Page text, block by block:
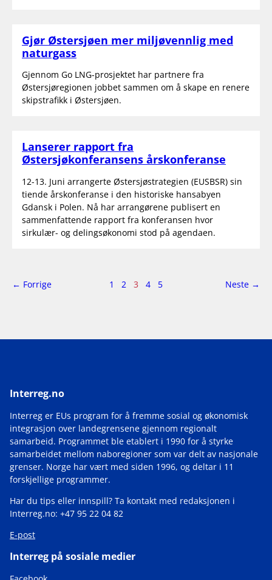
Gjør Østersjøen mer miljøvennlig med
naturgass
Gjennom Go LNG-prosjektet har partnere fra
Østersjøregionen jobbet sammen om å skape en renere
skipstrafikk i Østersjøen.
Lanserer rapport fra
Østersjøkonferansens årskonferanse
12-13. Juni arrangerte Østersjøstrategien (EUSBSR) sin
tiende årskonferanse i den historiske hansabyen
Gdansk i Polen. Nå har arrangørene publisert en
sammenfattende rapport fra konferansen hvor
sirkulær- og delingsøkonomi stod på agendaen.
← Forrigeside 1 2 3 4 5 Neste side
→
Interreg.no
Interreg er EUs program for å fremme sosial og økonomisk
integrasjon over landegrensene gjennom regionalt
samarbeid. Programmet ble etablert i 1990 for å styrke
samarbeidet mellom naboregioner som var delt av nasjonale
grenser. Norge har vært med siden 1996, og deltar i 11
forskjellige programmer.
Har du tips eller innspill? Ta kontakt med redaksjonen i
Interreg.no: +47 95 22 04 82
E-post
Interreg på sosiale medier